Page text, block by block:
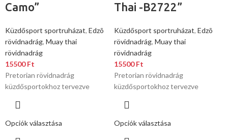
Camo”
Küzdősport sportruházat, Edzõ
rövidnadrág, Muay thai
rövidnadrág
15500Ft
Pretorian rövidnadrág
küzdősportokhoz tervezve
Opciók választása
Thai -B2722”
Küzdősport sportruházat, Edzõ
rövidnadrág, Muay thai
rövidnadrág
15500Ft
Pretorian rövidnadrág
küzdősportokhoz tervezve
Opciók választása